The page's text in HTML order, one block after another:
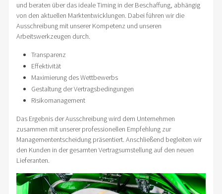
und beraten über das ideale Timing in der Beschaffung, abhängig
von den aktuellen Marktentwicklungen. Dabei führen wir die
Ausschreibung mit unserer Kompetenz und unseren
Arbeitswerkzeugen durch.
Transparenz
Effektivität
Maximierung des Wettbewerbs
Gestaltung der Vertragsbedingungen
Risikomanagement
Das Ergebnis der Ausschreibung wird dem Unternehmen
zusammen mit unserer professionellen Empfehlung zur
Managemententscheidung präsentiert. Anschließend begleiten wir
den Kunden in der gesamten Vertragsumstellung auf den neuen
Lieferanten.